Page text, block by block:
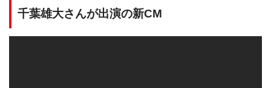
千葉雄大さんが出演の新CM